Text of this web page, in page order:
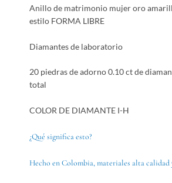
Anillo de matrimonio mujer oro
estilo FORMA LIBRE
Diamantes de laboratorio
20 piedras de adorno 0.10 ct de
total
COLOR DE DIAMANTE I-H
¿Qué significa esto?
Hecho en Colombia, materiales alta calidad